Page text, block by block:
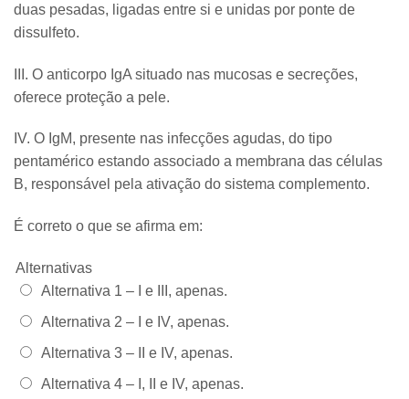
duas pesadas, ligadas entre si e unidas por ponte de
dissulfeto.
III. O anticorpo IgA situado nas mucosas e secreções,
oferece proteção a pele.
IV. O IgM, presente nas infecções agudas, do tipo
pentamérico estando associado a membrana das células
B, responsável pela ativação do sistema complemento.
É correto o que se afirma em:
Alternativas
Alternativa 1 –
I e III, apenas.
Alternativa 2 –
I e IV, apenas.
Alternativa 3 –
II e IV, apenas.
Alternativa 4 – I, II e IV, apenas.